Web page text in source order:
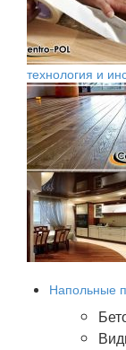
технология и
Напольные